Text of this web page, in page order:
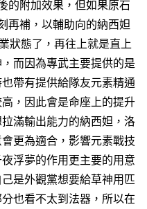
的附加效果，但如果原石
再補，以輔助向的納西妲
狀態了，再往上就是直上
而因為專武主要提供的是
帶有提供給隊友元素精通
，因此會是命座上的提升
滿輸出能力的納西妲，洛
更為適合，影響元素戰技
浮夢的作用更主要的用意
是外觀黨想要給草神用匹
也看不太到法器，所以在